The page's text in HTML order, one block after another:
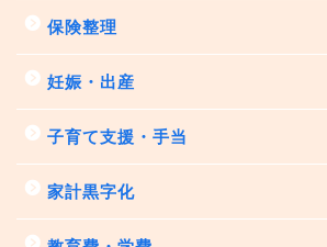
保険整理
妊娠・出産
子育て支援・手当
家計黒字化